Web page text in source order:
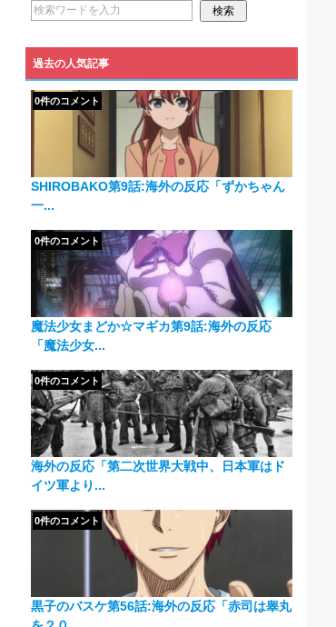
過去の人気記事
SHIROBAKO第9話:海外の反応「ずかちゃん
一...
0件のコメント
魔法少女まどか☆マギカ第9話:海外の反応
「魔法少女...
0件のコメント
海外の反応「第二次世界大戦中、日本軍はド
イツ軍より...
0件のコメント
黒子のバスケ第56話:海外の反応「赤司は睾丸
0件のコメント